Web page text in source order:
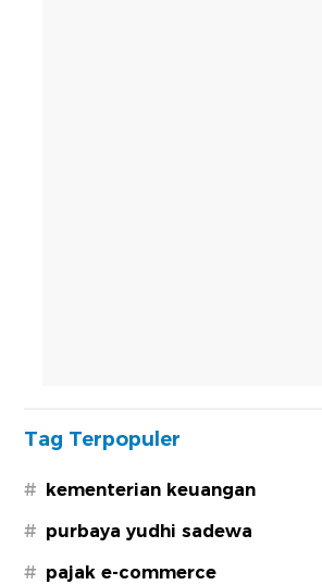
Tag Terpopuler
# kementerian keuangan
# purbaya yudhi sadewa
# pajak e-commerce